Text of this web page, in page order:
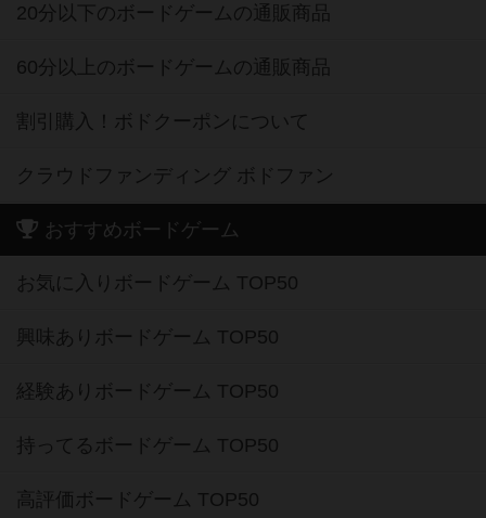
20分以下のボードゲームの通販商品
60分以上のボードゲームの通販商品
割引購入！ボドクーポンについて
クラウドファンディング ボドファン
おすすめボードゲーム
お気に入りボードゲーム TOP50
興味ありボードゲーム TOP50
経験ありボードゲーム TOP50
持ってるボードゲーム TOP50
高評価ボードゲーム TOP50